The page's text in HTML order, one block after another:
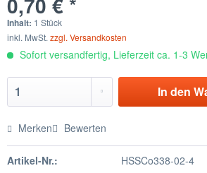
Inhalt: 1 Stück
inkl. MwSt. zzgl. Versandkosten
Sofort versandfertig, Lieferzeit ca. 1-3
In den
Merken Bewerten
Artikel-Nr.:
HSSCo338-02-4